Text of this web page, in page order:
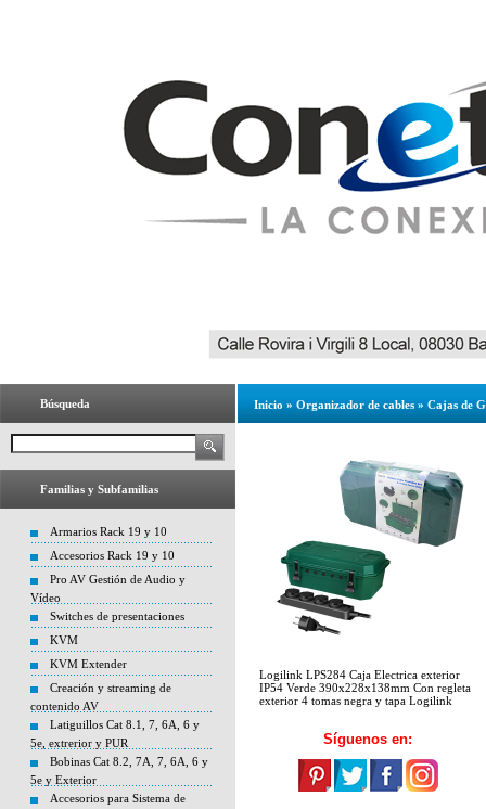
Búsqueda
Familias y Subfamilias
Armarios Rack 19 y 10
Accesorios Rack 19 y 10
Pro AV Gestión de Audio y
Vídeo
Switches de presentaciones
KVM
KVM Extender
Creación y streaming de
contenido AV
Latiguillos Cat 8.1, 7, 6A, 6 y
5e, extrerior y PUR
Bobinas Cat 8.2, 7A, 7, 6A, 6 y
5e y Exterior
Accesorios para Sistema de
Inicio » Organizador de cables » Cajas de
Logilink LPS284 Caja Electrica exterior
IP54 Verde 390x228x138mm Con regleta
exterior 4 tomas negra y tapa Logilink
Síguenos en: